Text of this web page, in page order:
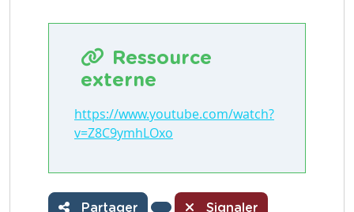
Ressource
externe
https://www.youtube.com/watch?
v=Z8C9ymhLOxo
Partager Signaler